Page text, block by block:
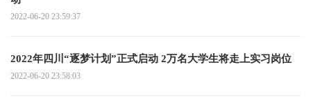
2022-06-20 23:59:37
2022年四川“逐梦计划”正式启动 2万名大学生将走上实习岗位
2022-06-20 23:58:03